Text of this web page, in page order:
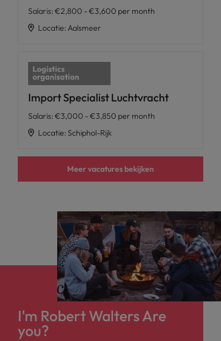
Salaris: €2,800 - €3,600 per month
Locatie: Aalsmeer
Import Specialist Luchtvracht
Salaris: €3,000 - €3,850 per month
Locatie: Schiphol-Rijk
Meer vacatures bekijken
I'm Robert Walters Are
you?